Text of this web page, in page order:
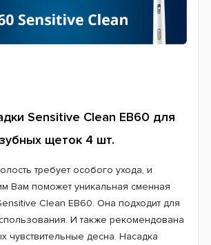
Sensitive Clean EB60 для
зубных щеток 4 шт.
требует особого ухода, и
Вам поможет уникальная сменная
Clean EB60. Она подходит для
И также рекомендована
чувствительные десна. Насадка